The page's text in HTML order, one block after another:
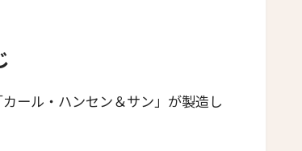
ール・ハンセン＆サン」が製造し